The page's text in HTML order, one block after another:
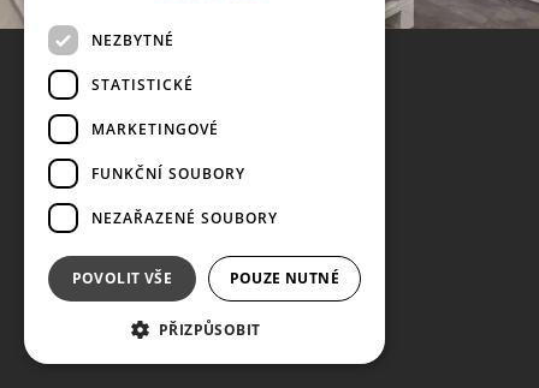
NEZBYTNÉ
STATISTICKÉ
MARKETINGOVÉ
FUNKČNÍ SOUBORY
NEZAŘAZENÉ SOUBORY
POVOLIT VŠE POUZE NUTNÉ
PŘIZPŮSOBIT